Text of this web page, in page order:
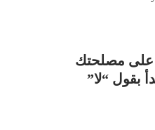
على مصلحتك
بقول “لا”